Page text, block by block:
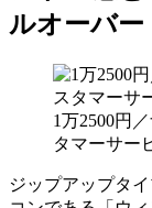
ルオーバー
1万2500円
タマーサー
ジップアップタ